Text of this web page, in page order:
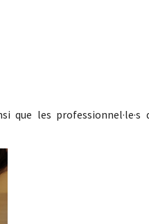
que les professionnel·le·s